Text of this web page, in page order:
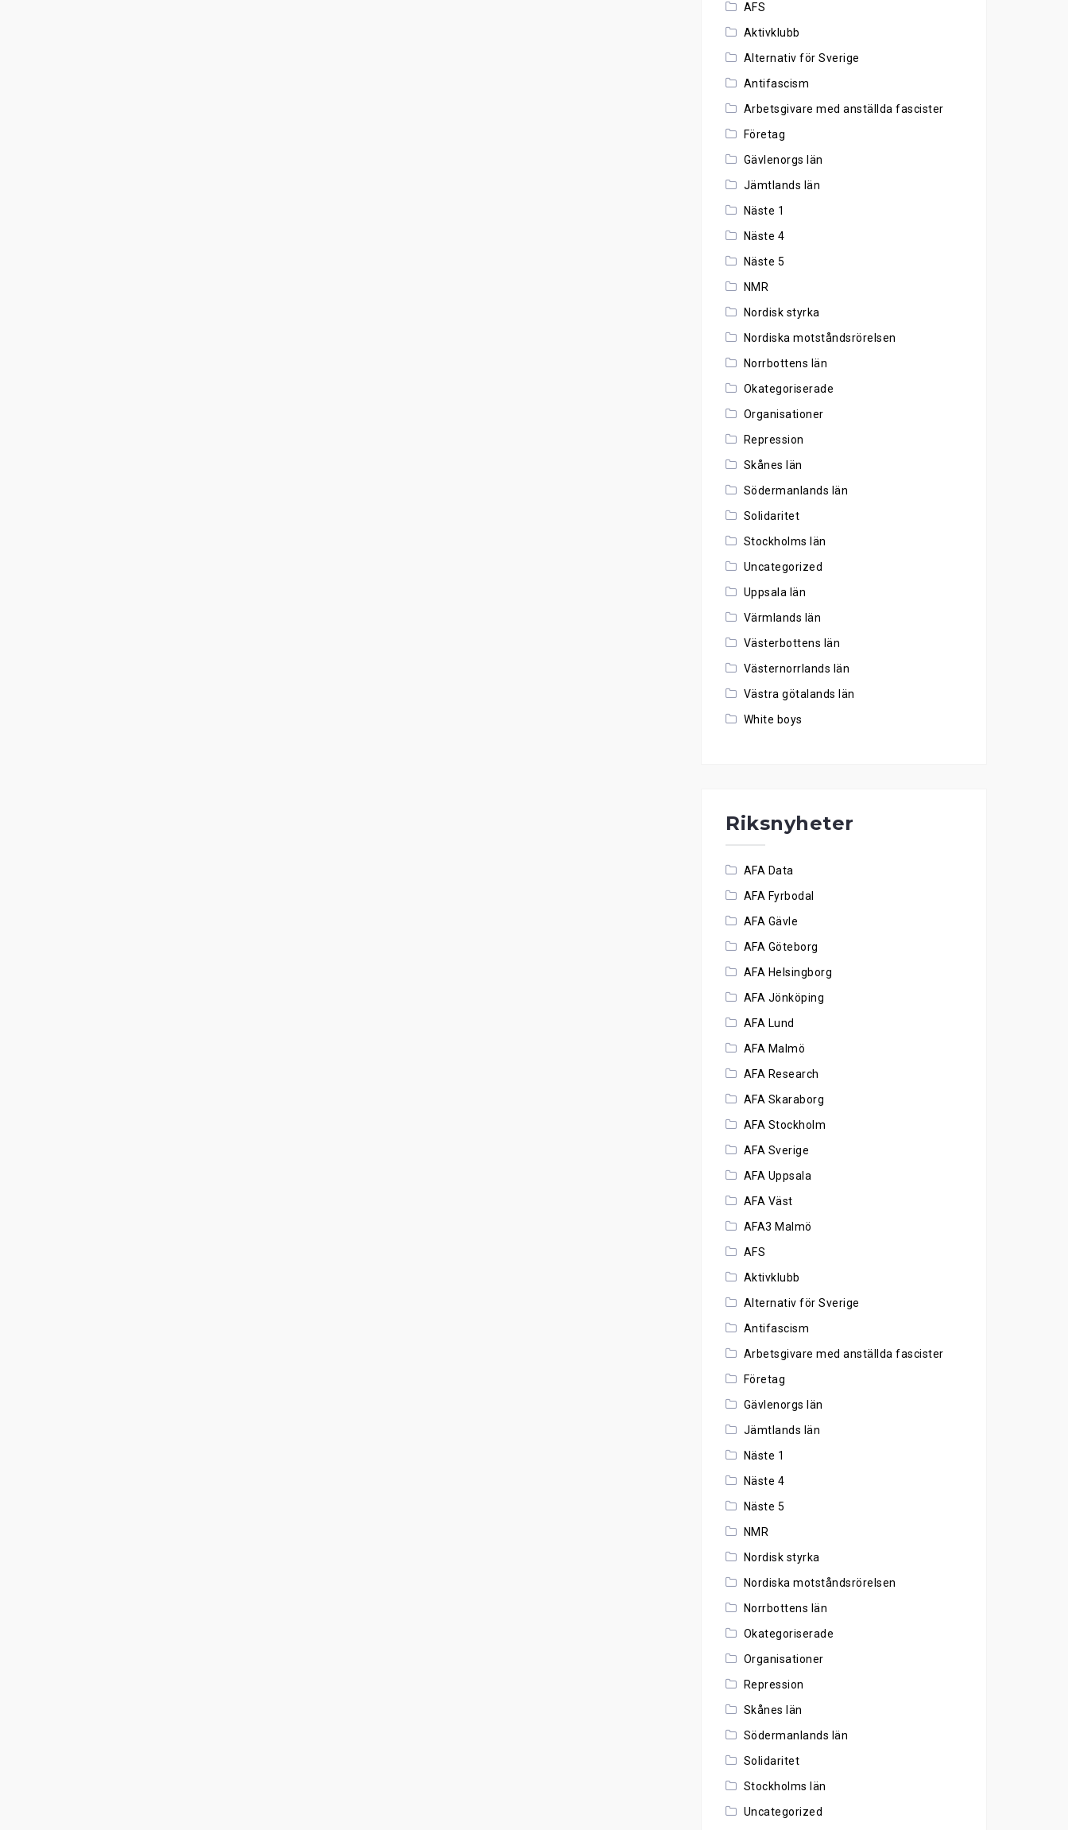
AFS
Aktivklubb
Alternativ för Sverige
Antifascism
Arbetsgivare med anställda fascister
Företag
Gävlenorgs län
Jämtlands län
Näste 1
Näste 4
Näste 5
NMR
Nordisk styrka
Nordiska motståndsrörelsen
Norrbottens län
Okategoriserade
Organisationer
Repression
Skånes län
Södermanlands län
Solidaritet
Stockholms län
Uncategorized
Uppsala län
Värmlands län
Västerbottens län
Västernorrlands län
Västra götalands län
White boys
Riksnyheter
AFA Data
AFA Fyrbodal
AFA Gävle
AFA Göteborg
AFA Helsingborg
AFA Jönköping
AFA Lund
AFA Malmö
AFA Research
AFA Skaraborg
AFA Stockholm
AFA Sverige
AFA Uppsala
AFA Väst
AFA3 Malmö
AFS
Aktivklubb
Alternativ för Sverige
Antifascism
Arbetsgivare med anställda fascister
Företag
Gävlenorgs län
Jämtlands län
Näste 1
Näste 4
Näste 5
NMR
Nordisk styrka
Nordiska motståndsrörelsen
Norrbottens län
Okategoriserade
Organisationer
Repression
Skånes län
Södermanlands län
Solidaritet
Stockholms län
Uncategorized